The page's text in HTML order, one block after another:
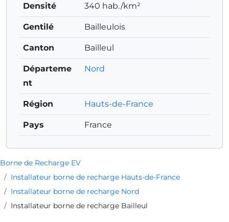
Borne de Recharge EV
Installateur borne de recharge Hauts-de-France
Installateur borne de recharge Nord
Installateur borne de recharge Bailleul
Densité 340 hab./km²
Gentilé Bailleulois
Canton Bailleul
Départeme
nt
Nord
Région Hauts-de-France
Pays France